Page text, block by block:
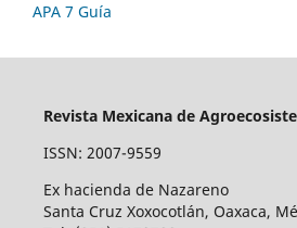
APA 7 Guía
Revista Mexicana de
ISSN: 2007-9559
Ex hacienda de Nazareno
Santa Cruz Xoxocotlán, Oaxaca,